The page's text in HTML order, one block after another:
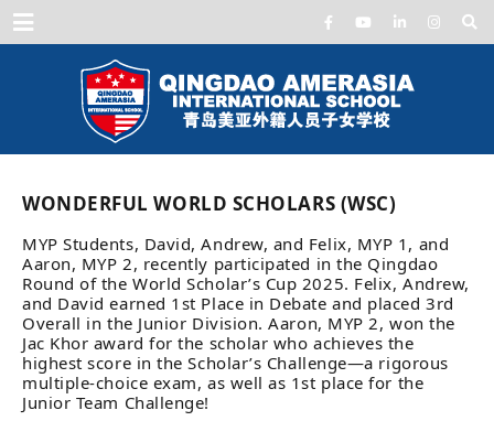
Menu
WONDERFUL WORLD SCHOLARS (WSC)
MYP Students, David, Andrew, and Felix, MYP 1, and
Aaron, MYP 2, recently participated in the Qingdao
Round of the World Scholar’s Cup 2025. Felix, Andrew,
and David earned 1st Place in Debate and placed 3rd
Overall in the Junior Division. Aaron, MYP 2, won the
Jac Khor award for the scholar who achieves the
highest score in theScholar’s Challenge—a rigorous
multiple-choice exam, as well as 1st place for the
Junior Team Challenge!